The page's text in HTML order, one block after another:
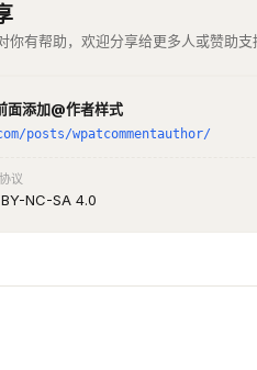
你有帮助，欢迎分享给更多人或赞助支
添加@作者样式
posts/wpatcommentauthor/
议
NC-SA 4.0